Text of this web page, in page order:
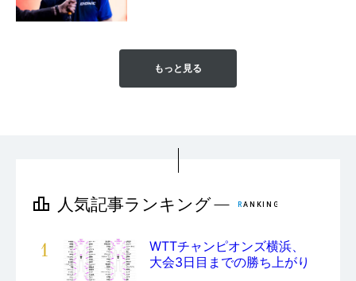
もっと見る
1
WTTチャンピオンズ横浜、
大会3日目までの勝ち上がり